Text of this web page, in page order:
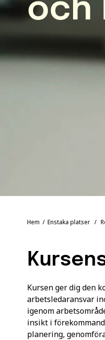
och
Hem / Enstaka platser /
Kursen ger dig den
arbetsledaransvar
igenom
insikt i
planering,